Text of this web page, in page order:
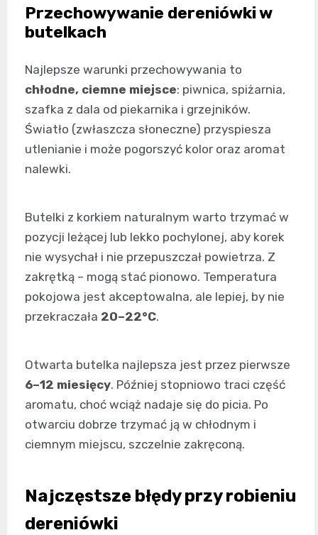
Przechowywanie dereniówki w
butelkach
Najlepsze warunki przechowywania to
chłodne, ciemne miejsce: piwnica, spiżarnia,
szafka z dala od piekarnika i grzejników.
Światło (zwłaszcza słoneczne) przyspiesza
utlenianie i może pogorszyć kolor oraz aromat
nalewki.
Butelki z korkiem naturalnym warto trzymać w
pozycji leżącej lub lekko pochylonej, aby korek
nie wysychał i nie przepuszczał powietrza. Z
zakrętką – mogą stać pionowo. Temperatura
pokojowa jest akceptowalna, ale lepiej, by nie
przekraczała 20–22°C.
Otwarta butelka najlepsza jest przez pierwsze
6–12 miesięcy. Później stopniowo traci część
aromatu, choć wciąż nadaje się do picia. Po
otwarciu dobrze trzymać ją w chłodnym i
ciemnym miejscu, szczelnie zakręconą.
Najczęstsze błędy przy robieniu
dereniówki